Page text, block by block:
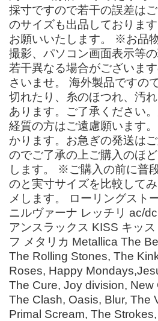
採寸ですので若干の誤差は
のサイズも出品しておりま
お願いいたします。 ※お品
撮影、パソコン画面表示等
若干異なる場合がございま
さいませ。 海外製品ですの
切れたり、糸のほつれ、汚
あります。ご了承ください
経質の方はご遠慮願います
かります。お急ぎの発送は
のでご了承の上ご購入のほ
します。 ※ご購入の前に普
のと実寸サイズを比較して
メします。 ローリングスト
ニルヴァーナ レッチリ ac/
アンスラックス KISS キッ
フ メタリカ Metallica The
The Rolling Stones, The
Roses, Happy
The Cure, Joy division, New
The Clash, Oasis, Blur, The
Primal Scream, The